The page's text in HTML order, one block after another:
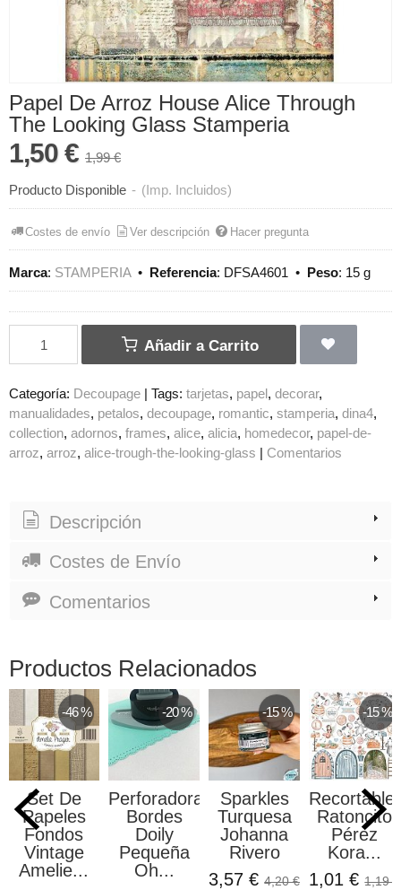
Papel De Arroz House Alice Through
The Looking Glass Stamperia
1,50 € 1,99 €
Producto Disponible - (Imp. Incluidos)
Costes de envío Ver descripción Hacer pregunta
Marca: STAMPERIA• Referencia: DFSA4601 • Peso: 15 g
Añadir a Carrito
Categoría: Decoupage Tags: tarjetas papel
decorar
manualidades petalos decoupage romantic stamperia dina4
collection adornos frames alice alicia homedecor papel-de-
arroz arroz alice-trough-the-looking-glass Comentarios
Descripción
Costes de Envío
Comentarios
Productos Relacionados
-15 %
4,20 €
-15 %
Recortables
Ratoncito
Pérez
Kora...
1,01 €
1,19 €
-15 %
Set de
Sellos Que
Se Besen
Artis...
2,54 €2,99 €
-29 %
Ecopiel Blin
Blin Beige
Rombos
Foil ...
5,50 €7,80 €